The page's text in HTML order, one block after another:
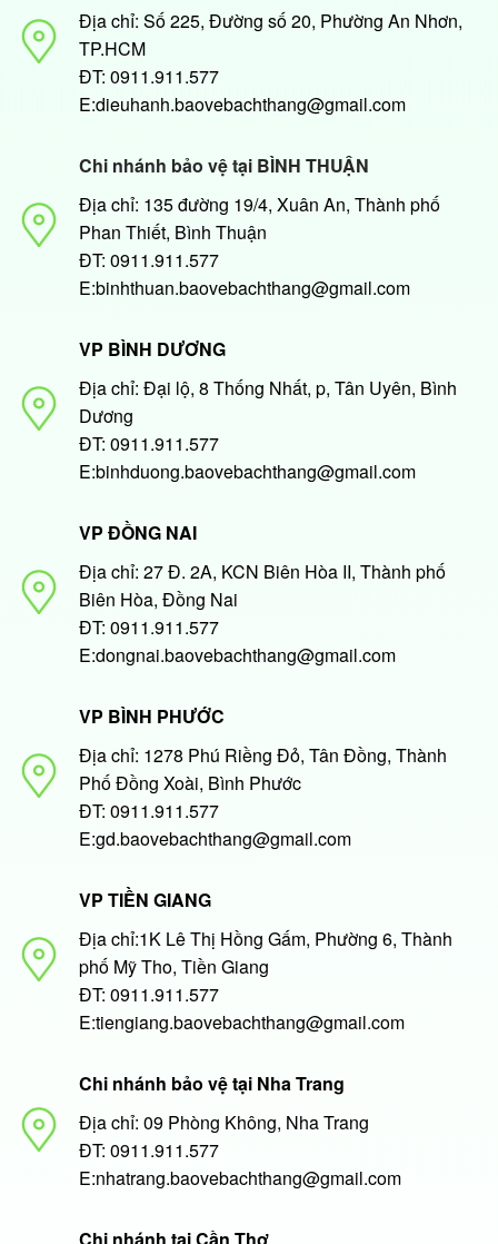
Địa chỉ: Số 225, Đường số 20, Phường An Nhơn,
TP.HCM
ĐT: 0911.911.577
E:dieuhanh.baovebachthang@gmail.com
Chi nhánh bảo vệ tại BÌNH THUẬN
Địa chỉ: 135 đường 19/4, Xuân An, Thành phố
Phan Thiết, Bình Thuận
ĐT: 0911.911.577
E:binhthuan.baovebachthang@gmail.com
VP BÌNH DƯƠNG
Địa chỉ: Đại lộ, 8 Thống Nhất, p, Tân Uyên, Bình
Dương
ĐT: 0911.911.577
E:binhduong.baovebachthang@gmail.com
VP ĐỒNG NAI
Địa chỉ: 27 Đ. 2A, KCN Biên Hòa II, Thành phố
Biên Hòa, Đồng Nai
ĐT: 0911.911.577
E:dongnai.baovebachthang@gmail.com
VP BÌNH PHƯỚC
Địa chỉ: 1278 Phú Riềng Đỏ, Tân Đồng, Thành
Phố Đồng Xoài, Bình Phước
ĐT: 0911.911.577
E:gd.baovebachthang@gmail.com
VP TIỀN GIANG
Địa chỉ:1K Lê Thị Hồng Gấm, Phường 6, Thành
phố Mỹ Tho, Tiền Giang
ĐT: 0911.911.577
E:tiengiang.baovebachthang@gmail.com
Chi nhánh bảo vệ tại Nha Trang
Địa chỉ: 09 Phòng Không, Nha Trang
ĐT: 0911.911.577
E:nhatrang.baovebachthang@gmail.com